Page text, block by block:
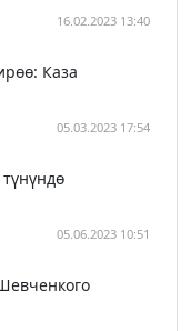
16.02.2023 13:40
Каза
05.03.2023 17:54
05.06.2023 10:51